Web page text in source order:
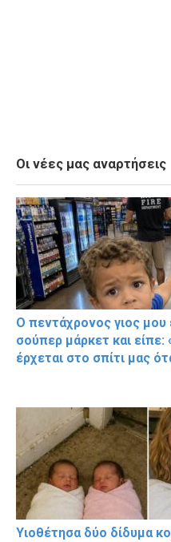
Οι νέες μας αναρτήσεις
Ο πεντάχρονος γιος μου
σούπερ μάρκετ και είπε:
έρχεται στο σπίτι μας
Υιοθέτησα δύο δίδυμα